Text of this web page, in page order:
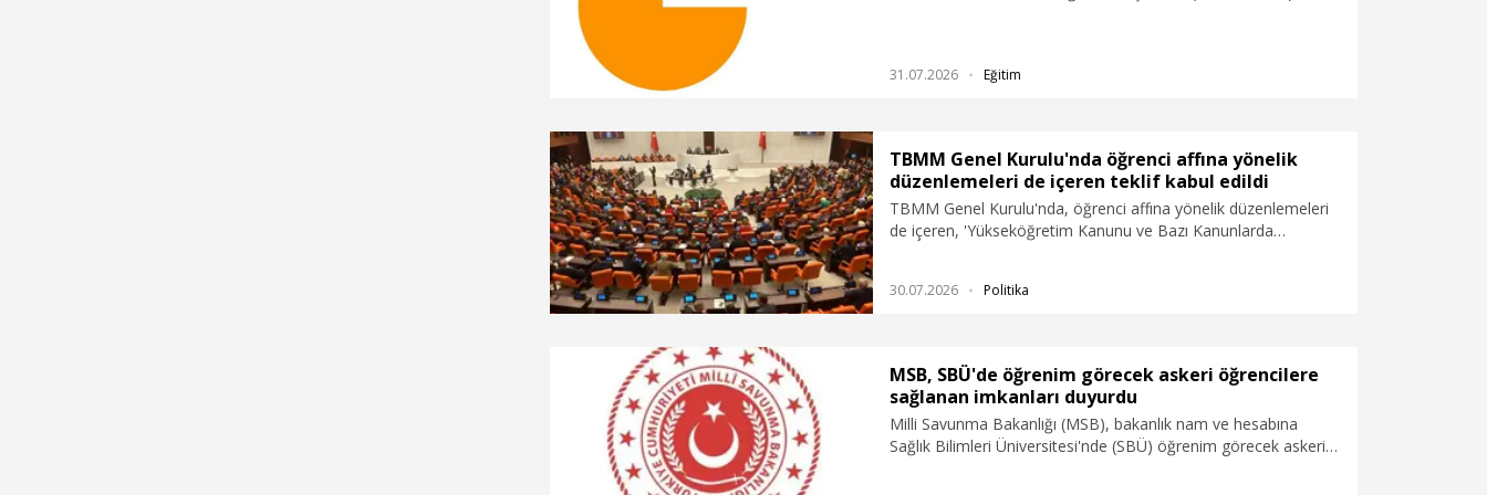
31.07.2026 Eğitim
TBMM Genel Kurulu'nda öğrenci affına yönelik
düzenlemeleri de içeren teklif kabul edildi
TBMM Genel Kurulu'nda, öğrenci affına yönelik düzenlemeleri
de içeren, 'Yükseköğretim Kanunu ve Bazı Kanunlarda
30.07.2026 Politika
MSB, SBÜ'de öğrenim görecek askeri öğrencilere
sağlanan imkanları duyurdu
Milli Savunma Bakanlığı (MSB), bakanlık nam ve hesabına
Sağlık Bilimleri Üniversitesi'nde (SBÜ) öğrenim görecek askeri